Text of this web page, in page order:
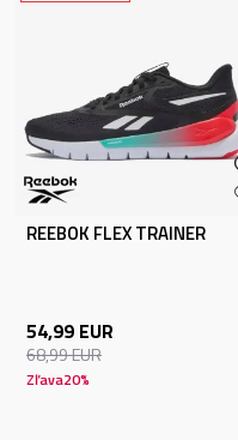
REEBOK FLEX TRAINER
54,99 EUR
68,99EUR
Zľava20%